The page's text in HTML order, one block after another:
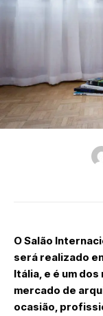
O Salão
será realizado
Itália, e é um
mercado de
ocasião,